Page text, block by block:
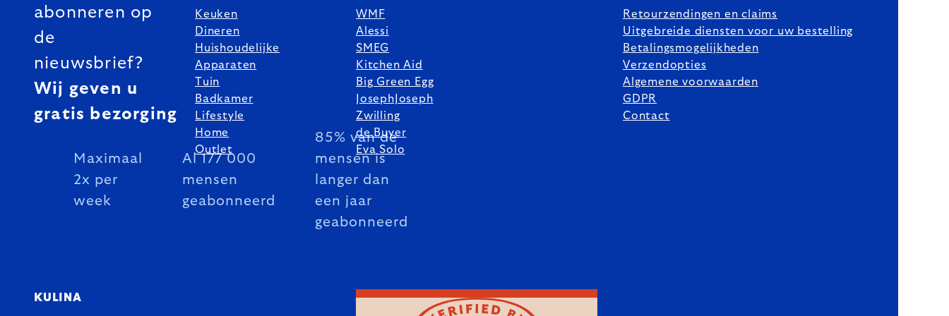
abonneren op
de
nieuwsbrief?
Wij geven u
gratis bezorging
Maximaal
2x per
week
Al 177 000
mensen
geabonneerd
85% van de
mensen is
langer dan
een jaar
geabonneerd
Keuken
Dineren
Huishoudelijke
Apparaten
Tuin
Badkamer
Lifestyle
Home
Outlet
WMF
Alessi
SMEG
Kitchen Aid
Big Green Egg
JosephJoseph
Zwilling
de Buyer
Eva Solo
Retourzendingen en claims
Uitgebreide diensten voor uw bestelling
Betalingsmogelijkheden
Verzendopties
Algemene voorwaarden
GDPR
Contact
KULINA